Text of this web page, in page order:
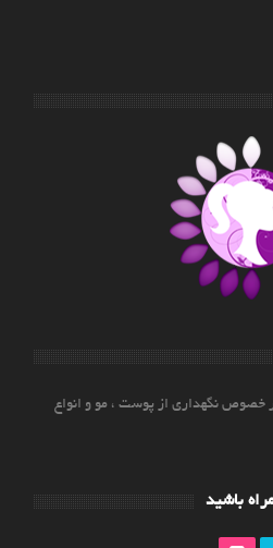
خصوص نگهداری از پوست ، مو و انواع
باشید